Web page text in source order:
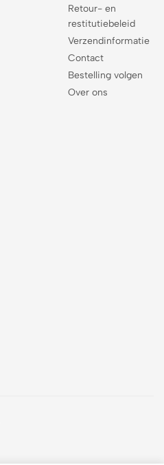
Retour- en
restitutiebeleid
Verzendinformatie
Contact
Bestelling volgen
Over ons